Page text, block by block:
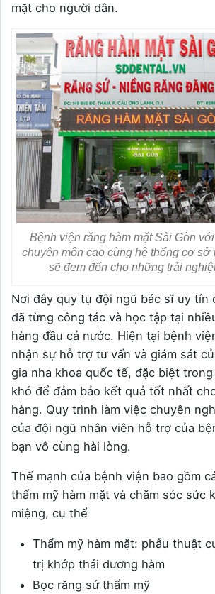
mặt cho người dân.
Bệnh viện răng hàm mặt Sài Gòn
chuyên môn cao cùng hệ thống cơ sở
sẽ đem đến cho những trải
Nơi đây quy tụ đội ngũ bác sĩ uy tín
đã từng công tác và học tập tại
hàng đầu cả nước. Hiện tại bệnh
nhận sự hỗ trợ tư vấn và giám sát
gia nha khoa quốc tế, đặc biệt
khó để đảm bảo kết quả tốt nhất
hàng. Quy trình làm việc chuyên
của đội ngũ nhân viên hỗ trợ của
bạn vô cùng hài lòng.
Thế mạnh của bệnh viện bao gồm
thẩm mỹ hàm mặt và chăm sóc sức
miệng, cụ thể
Thẩm mỹ hàm mặt: phẫu thuật
trị khớp thái dương hàm
Bọc răng sứ thẩm mỹ